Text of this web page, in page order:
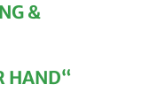
&
HAND“